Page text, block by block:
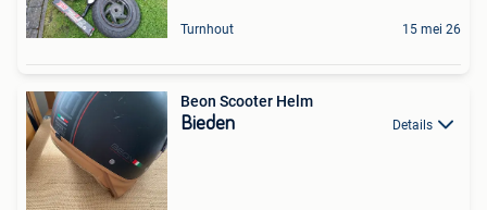
Turnhout 15 mei 26
Beon Scooter Helm
Bieden Details